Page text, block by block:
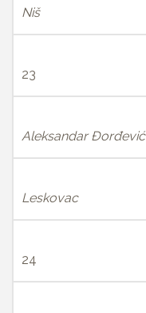
Niš
23
Aleksandar Đorđević
Leskovac
24